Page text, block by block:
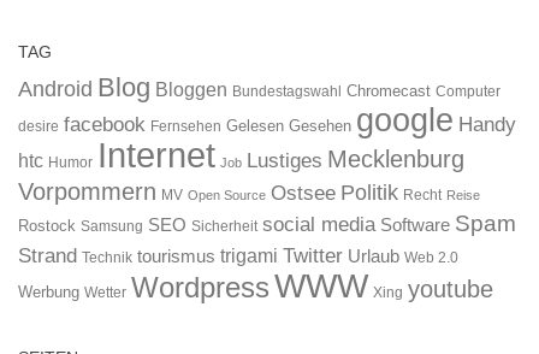
TAG
Android Blog Bloggen Bundestagswahl Chromecast Computer
desire facebook Fernsehen Gelesen Gesehen google Handy
htc Humor Internet Job Lustiges Mecklenburg
Vorpommern MV Open Source Ostsee Politik Recht Reise
Rostock Samsung SEO Sicherheit social media Software Spam
Strand Technik tourismus trigami Twitter Urlaub Web 2.0
Werbung Wetter WordpressWWW Xing youtube